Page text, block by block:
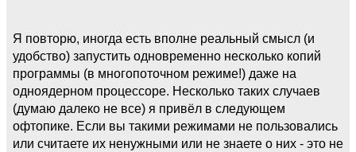
Я повторю, иногда есть вполне реальный смысл (и
удобство) запустить одновременно несколько копий
программы (в многопоточном режиме!) даже на
одноядерном процессоре. Несколько таких случаев
(думаю далеко не все) я привёл в следующем
офтопике. Если вы такими режимами не пользовались
или считаете их ненужными или не знаете о них - это не